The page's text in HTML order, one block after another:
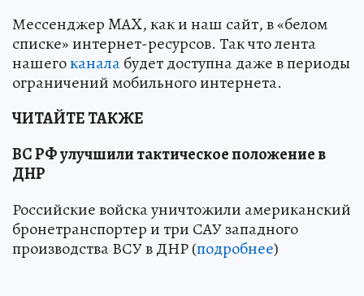
Мессенджер MAX, как и наш сайт, в «белом
списке» интернет-ресурсов. Так что лента
нашегоканалабудет доступна даже в периоды
ограничений мобильного интернета.
ЧИТАЙТЕ ТАКЖЕ
ВС РФ улучшили тактическое положение в
ДНР
Российские войска уничтожили американский
бронетранспортер и три САУ западного
производства ВСУ в ДНР (подробнее)